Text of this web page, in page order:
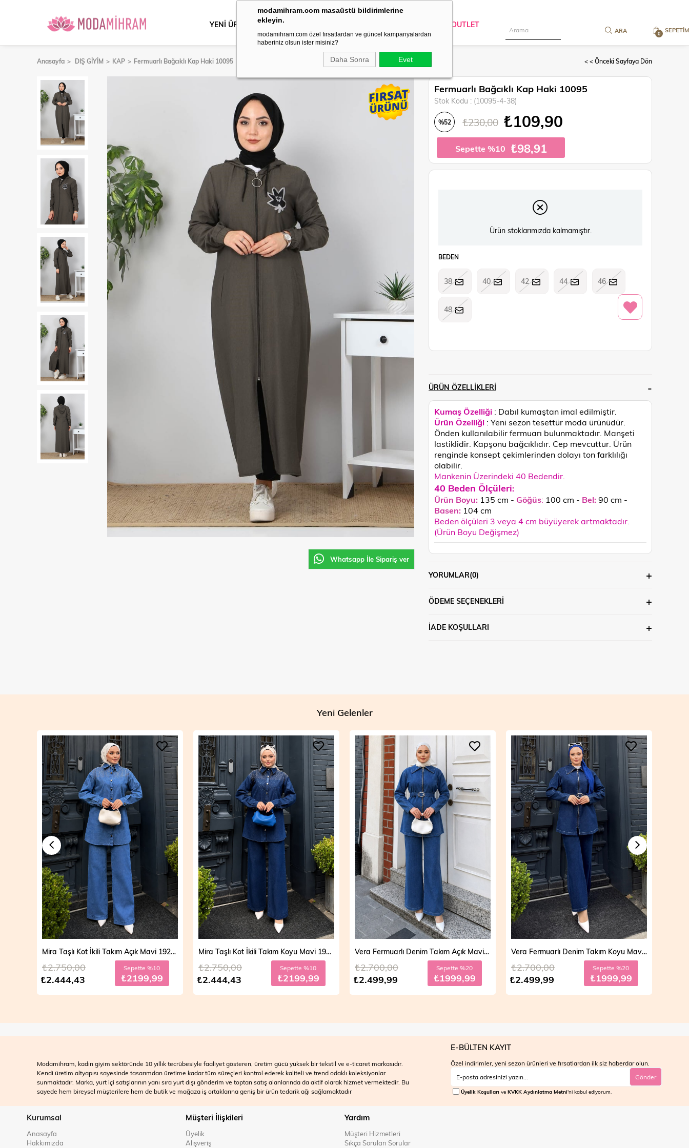
modamihram.com masaüstü bildirimlerine
ekleyin.
modamihram.com özel fırsatlardan ve güncel kampanyalardan
haberiniz olsun ister misiniz?
Daha Sonra Evet
SEPETIM
0
YENİ ÜRÜNLER DIŞ GİYİM OUTLET
Anasayfa DIŞ GİYİM KAP Fermuarlı Bağcıklı Kap Haki 10095 < < Önceki Sayfaya Dön
Whatsapp İle Sipariş ver
Fermuarlı Bağcıklı Kap Haki 10095
Stok Kodu (10095-4-38)
%52 ₺230,00 ₺109,90
Sepette %10 ₺98,91
Ürün stoklarımızda kalmamıştır.
BEDEN
38 40 42 44 46
48
ÜRÜN ÖZELLIKLERI
Kumaş Özelliği : Dabıl kumaştan imal edilmiştir.
Ürün Özelliği : Yeni sezon tesettür moda ürünüdür.
Önden kullanılabilir fermuarı bulunmaktadır. Manşeti
lastiklidir. Kapşonu bağcıklıdır. Cep mevcuttur. Ürün
renginde konsept çekimlerinden dolayı ton farklılığı
olabilir.
Mankenin Üzerindeki 40 Bedendir.
40 Beden Ölçüleri:
Ürün Boyu: 135 cm - Göğüs: 100 cm - Bel:90 cm -
Basen: 104 cm
Beden ölçüleri 3 veya 4 cm büyüyerek artmaktadır.
(Ürün Boyu Değişmez)
YORUMLAR(0)
ÖDEME SEÇENEKLERI
İADE KOŞULLARI
Yeni Gelenler
Mira Taşlı Kot İkili Takım Koyu Mavi 19286
₺2.444,43
₺2.750,00 Sepette %10
₺2199,99
Vera Fermuarlı Denim Takım Açık Mavi 19298
₺2.499,99
₺2.700,00 Sepette %20
₺1999,99
Vera Fermuarlı Denim Takım Koyu Mavi 19298
₺2.499,99
₺2.700,00 Sepette %20
₺1999,99
Mila Çift Düğmeli Kot Trençkot Açık Mavi 19290
₺3.999,99
₺4.700,00 Sepette %30
₺2799,99
Modamihram, kadın giyim sektöründe 10 yıllık tecrübesiyle faaliyet gösteren, üretim gücü yüksek bir tekstil ve e-ticaret markasıdır.
Kendi üretim altyapısı sayesinde tasarımdan üretime kadar tüm süreçleri kontrol ederek kaliteli ve trend odaklı koleksiyonlar
sunmaktadır. Marka, yurt içi satışlarının yanı sıra yurt dışı gönderim ve toptan satış alanlarında da aktif olarak hizmet vermektedir. Bu
sayede hem bireysel müşterilere hem de butik ve mağaza iş ortaklarına geniş bir ürün tedarik ağı sağlamaktadır
E-BÜLTEN KAYIT
Özel indirimler, yeni sezon ürünleri ve fırsatlardan ilk siz haberdar olun.
Gönder
Üyelik Koşulları ve KVKK Aydınlatma Metni'ni kabul ediyorum.
Kurumsal
Anasayfa
Hakkımızda
Müşteri İlişkileri
Üyelik
Alışveriş
Yardım
Müşteri Hizmetleri
Sıkça Sorulan Sorular